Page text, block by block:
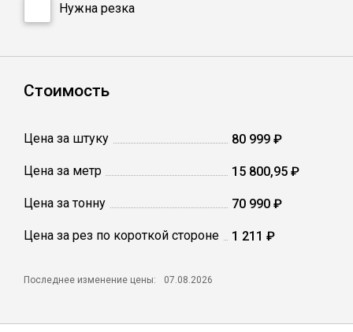
Сетка кладочная
Круги абразивные
Нужна резка
Стоимость
Цена за штуку 80 999 ₽
Цена за метр 15 800,95 ₽
Цена за тонну 70 990 ₽
Цена за рез по короткой стороне 1 211 ₽
Последнее изменение цены: 07.08.2026